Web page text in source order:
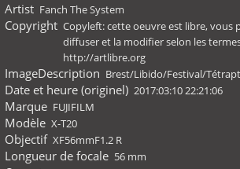
Artist Fanch The System
Copyright Copyleft: cette oeuvre est libre, vous
diffuser et la modifier selon les
http://artlibre.org
ImageDescription Brest/Libido/Festival/
Date et heure (originel) 2017:03:10 22:21:06
Marque FUJIFILM
Modèle X-T20
Objectif XF56mmF1.2 R
Longueur de focale 56 mm